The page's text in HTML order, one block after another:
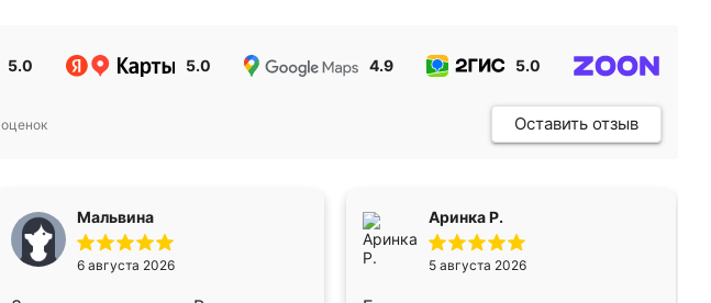
5.0 5.0 4.9 5.0
оценок Оставить отзыв
Мальвина
6 августа 2026
Аринка Р.
5 августа 2026